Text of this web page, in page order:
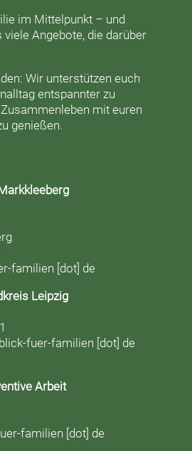
im Mittelpunkt – und
Angebote, die darüber
Wir unterstützen euch
entspannter zu
mit euren
genießen.
familien [dot] de
Leipzig
fuer-familien [dot] de
Arbeit
familien [dot] de